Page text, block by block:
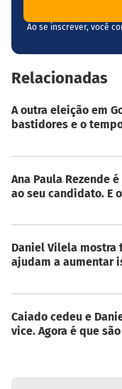
Ao se inscrever, você
Relacionadas
A outra eleição em
bastidores e o
Ana Paula Rezende
ao seu candidato. E
Daniel Vilela mostra
ajudam a aumentar
Caiado cedeu e
vice. Agora é que